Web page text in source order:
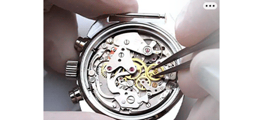
Реклама в «Ъ» www.kommersant.ru/ad